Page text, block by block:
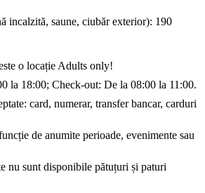
incalzită, saune, ciubăr exterior): 190
o locație Adults only!
la 18:00; Check-out: De la 08:00 la 11:00.
card, numerar, transfer bancar, carduri
de anumite perioade, evenimente sau
nu sunt disponibile pătuțuri și paturi